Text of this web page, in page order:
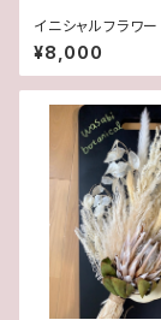
イニシャルフラワ
ト
¥8,000